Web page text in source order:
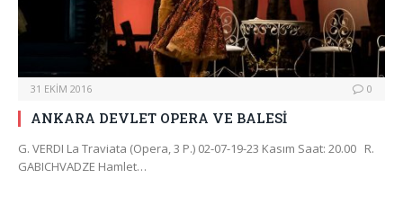
31 EKIM 2016 0
ANKARA DEVLET OPERA VE BALESİ
G. VERDI La Traviata (Opera, 3 P.) 02-07-19-23 Kasım Saat: 20.00 R.
GABICHVADZE Hamlet…